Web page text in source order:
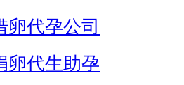
卵代孕公司
卵代生助孕